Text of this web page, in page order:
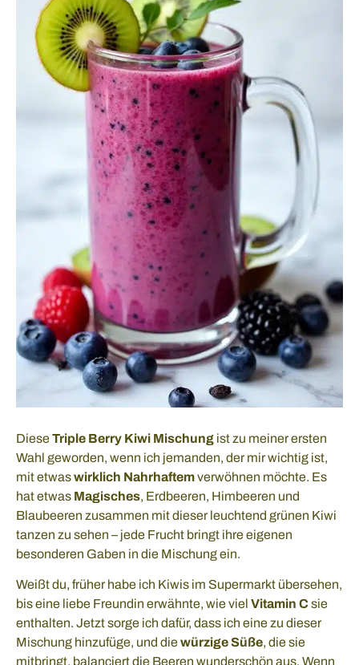
DieseTriple Berry Kiwi Mischung ist zu meiner ersten
Wahl geworden, wenn ich jemanden, der mir wichtig ist,
mit etwaswirklich Nahrhaftemverwöhnen möchte. Es
hat etwas Magisches, Erdbeeren, Himbeeren und
Blaubeeren zusammen mit dieser leuchtend grünen Kiwi
tanzen zu sehen – jede Frucht bringt ihre eigenen
besonderen Gaben in die Mischung ein.
Weißt du, früher habe ich Kiwis im Supermarkt übersehen,
bis eine liebe Freundin erwähnte, wie viel Vitamin C sie
enthalten. Jetzt sorge ich dafür, dass ich eine zu dieser
Mischung hinzufüge, und diewürzige Süße, die sie
mitbringt, balanciert die Beeren wunderschön aus. Wenn